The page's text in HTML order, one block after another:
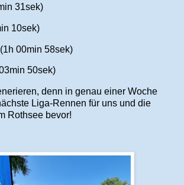
31sek)
10sek)
00min 58sek)
50sek)
denn in genau einer Woche
Liga-Rennen für uns und die
Rothsee bevor!